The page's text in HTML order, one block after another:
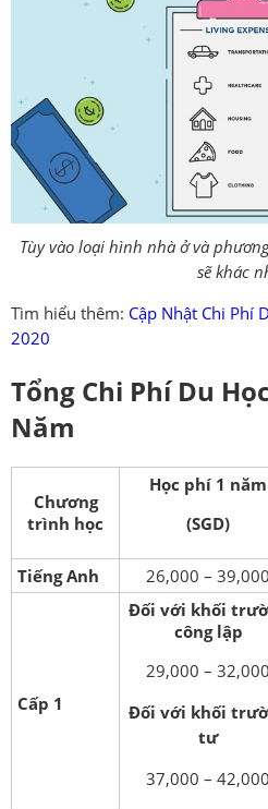
Tùy vào loại hình nhà ở và
sẽ khác
Tìm hiểu thêm: Cập Nhật Chi Phí
2020
Tổng Chi Phí Du
Năm
Chương
trình học
Học phí 1 năm
(SGD)
Tiếng Anh 26,000 – 39,000
Cấp 1
Đối với khối
công lập
29,000 – 32,000
Đối với khối
tư
37,000 – 42,000